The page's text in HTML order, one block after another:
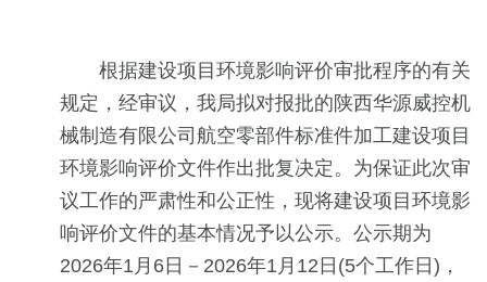
根据建设项目环境影响评价审批程序的有关
规定，经审议，我局拟对报批的陕西华源威控机
械制造有限公司航空零部件标准件加工建设项目
环境影响评价文件作出批复决定。为保证此次审
议工作的严肃性和公正性，现将建设项目环境影
响评价文件的基本情况予以公示。公示期为
2026年1月6日－2026年1月12日(5个工作日)，